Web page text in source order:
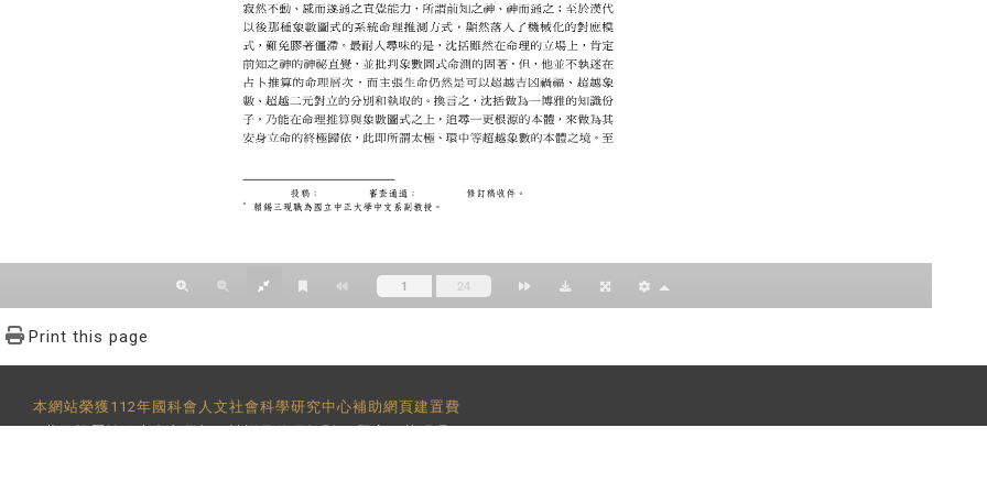
Print this page
本網站榮獲112年國科會人文社會科學研究中心補助網頁建置費